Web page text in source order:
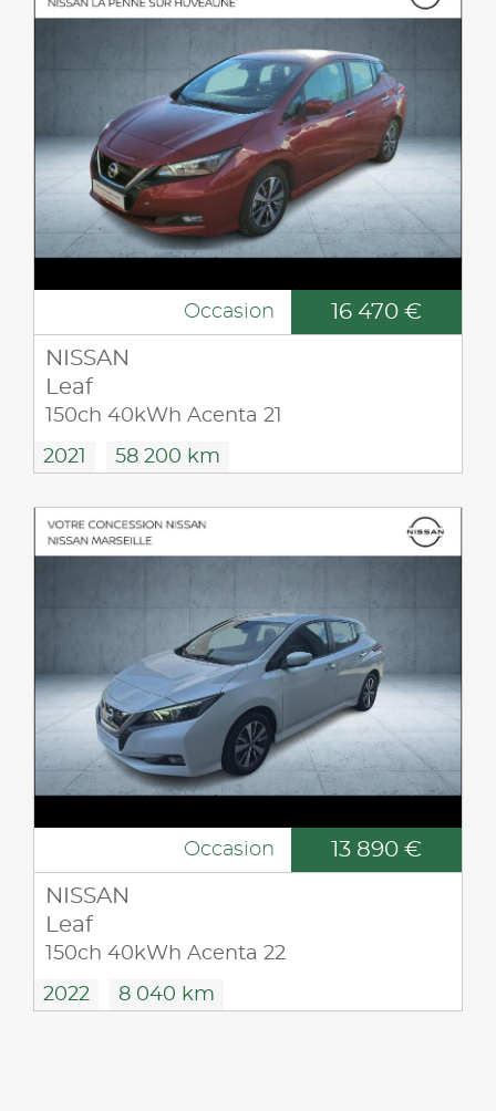
Occasion 16 470 €
NISSAN
Leaf
150ch 40kWh Acenta 21
2021 58 200 km
Occasion 13 890 €
NISSAN
Leaf
150ch 40kWh Acenta 22
2022 8 040 km